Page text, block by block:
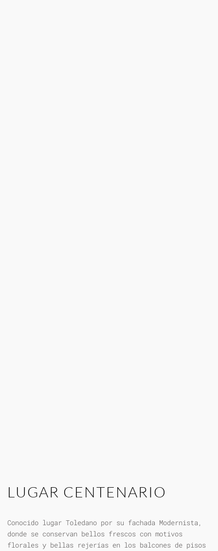
LUGAR CENTENARIO
Conocido lugar Toledano por su fachada Modernista,
donde se conservan bellos frescos con motivos
florales y bellas rejerías en los balcones de pisos